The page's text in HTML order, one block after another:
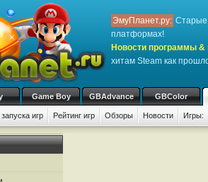
ЭмуПланет.ру: Старые
платформах!
Новости программы &
хитам Steam как
Game Boy GBAdvance GBColor
игр Рейтинг игр Обзоры Новости Игры: